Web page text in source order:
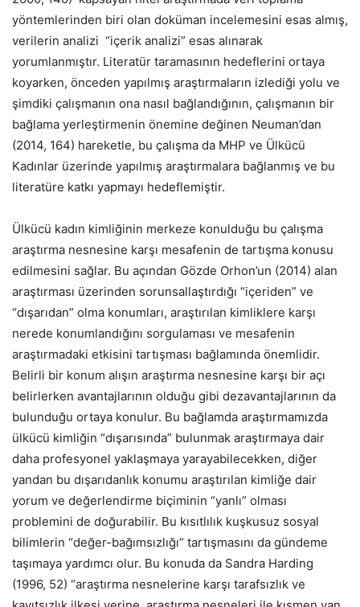
yöntemlerinden biri olan doküman incelemesini esas almış,
verilerin analizi “içerik analizi” esas alınarak
yorumlanmıştır. Literatür taramasının hedeflerini ortaya
koyarken, önceden yapılmış araştırmaların izlediği yolu ve
şimdiki çalışmanın ona nasıl bağlandığının, çalışmanın bir
bağlama yerleştirmenin önemine değinen Neuman’dan
(2014, 164) hareketle, bu çalışma da MHP ve Ülkücü
Kadınlar üzerinde yapılmış araştırmalara bağlanmış ve bu
literatüre katkı yapmayı hedeflemiştir.
Ülkücü kadın kimliğinin merkeze konulduğu bu çalışma
araştırma nesnesine karşı mesafenin de tartışma konusu
edilmesini sağlar. Bu açından Gözde Orhon’un (2014) alan
araştırması üzerinden sorunsallaştırdığı “içeriden” ve
“dışarıdan” olma konumları, araştırılan kimliklere karşı
nerede konumlandığını sorgulaması ve mesafenin
araştırmadaki etkisini tartışması bağlamında önemlidir.
Belirli bir konum alışın araştırma nesnesine karşı bir açı
belirlerken avantajlarının olduğu gibi dezavantajlarının da
bulunduğu ortaya konulur. Bu bağlamda araştırmamızda
ülkücü kimliğin “dışarısında” bulunmak araştırmaya dair
daha profesyonel yaklaşmaya yarayabilecekken, diğer
yandan bu dışarıdanlık konumu araştırılan kimliğe dair
yorum ve değerlendirme biçiminin “yanlı” olması
problemini de doğurabilir. Bu kısıtlılık kuşkusuz sosyal
bilimlerin “değer-bağımsızlığı” tartışmasını da gündeme
taşımaya yardımcı olur. Bu konuda da Sandra Harding
(1996, 52) “araştırma nesnelerine karşı tarafsızlık ve